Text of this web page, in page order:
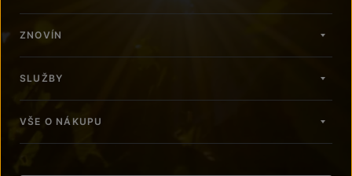
ZNOVÍN
SLUŽBY
VŠE O NÁKUPU